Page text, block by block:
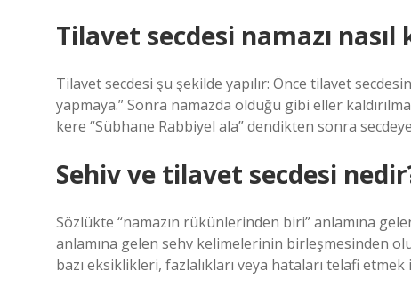
Tilavet secdesi namazı nasıl
Tilavet secdesi şu şekilde yapılır: Önce tilavet
yapmaya.” Sonra namazda olduğu gibi eller
kere “Sübhane Rabbiyel ala” dendikten sonra
Sehiv ve tilavet secdesi
Sözlükte “namazın rükünlerinden biri” anlamına
anlamına gelen sehv kelimelerinin birleşmesinden
bazı eksiklikleri, fazlalıkları veya hataları telafi